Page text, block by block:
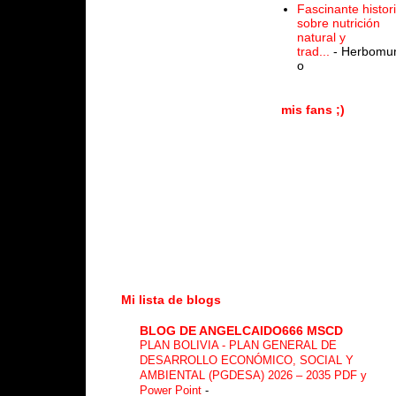
Fascinante
sobre nutrición
natural y
trad...
-
o
mis fans ;)
Mi lista de blogs
BLOG DE ANGELCAIDO666 MSCD
PLAN BOLIVIA - PLAN GENERAL DE
DESARROLLO ECONÓMICO, SOCIAL Y
AMBIENTAL (PGDESA) 2026 – 2035 PDF y
Power Point -